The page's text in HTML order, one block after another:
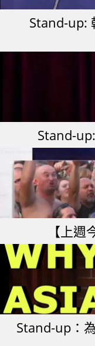
Stand-up:
Stand-
【上
Stand-up：